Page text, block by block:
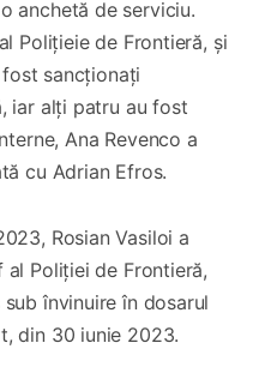
anchetă de serviciu.
Polițieie de Frontieră, și
sancționați
iar alți patru au fost
Ana Revenco a
cu Adrian Efros.
Rosian Vasiloi a
Poliției de Frontieră,
învinuire în dosarul
din 30 iunie 2023.